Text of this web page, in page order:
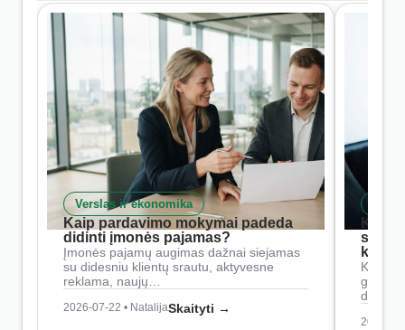
Verslas ir ekonomika
Kaip pardavimo mokymai padeda
didinti įmonės pajamas?
Įmonės pajamų augimas dažnai siejamas
su didesniu klientų srautu, aktyvesne
reklama, naujų…
2026-07-22 • NatalijaSkaityti →
Kaip
2026-